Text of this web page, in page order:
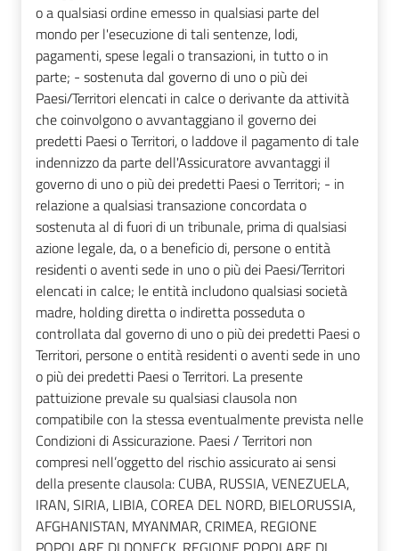
o a qualsiasi ordine emesso in qualsiasi parte del
mondo per l'esecuzione di tali sentenze, lodi,
pagamenti, spese legali o transazioni, in tutto o in
parte; - sostenuta dal governo di uno o più dei
Paesi/Territori elencati in calce o derivante da attività
che coinvolgono o avvantaggiano il governo dei
predetti Paesi o Territori, o laddove il pagamento di tale
indennizzo da parte dell'Assicuratore avvantaggi il
governo di uno o più dei predetti Paesi o Territori; - in
relazione a qualsiasi transazione concordata o
sostenuta al di fuori di un tribunale, prima di qualsiasi
azione legale, da, o a beneficio di, persone o entità
residenti o aventi sede in uno o più dei Paesi/Territori
elencati in calce; le entità includono qualsiasi società
madre, holding diretta o indiretta posseduta o
controllata dal governo di uno o più dei predetti Paesi o
Territori, persone o entità residenti o aventi sede in uno
o più dei predetti Paesi o Territori. La presente
pattuizione prevale su qualsiasi clausola non
compatibile con la stessa eventualmente prevista nelle
Condizioni di Assicurazione. Paesi / Territori non
compresi nell’oggetto del rischio assicurato ai sensi
della presente clausola: CUBA, RUSSIA, VENEZUELA,
IRAN, SIRIA, LIBIA, COREA DEL NORD, BIELORUSSIA,
AFGHANISTAN, MYANMAR, CRIMEA, REGIONE